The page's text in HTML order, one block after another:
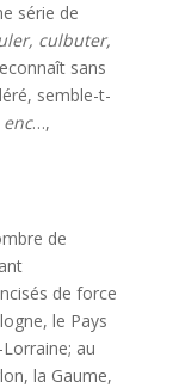
série de
culbuter,
sans
semble-t-
enc…,
de
de force
le Pays
au
la Gaume,